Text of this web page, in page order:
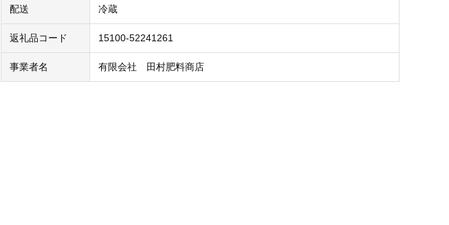
配送 冷蔵
返礼品コード 15100-52241261
事業者名 有限会社 田村肥料商店